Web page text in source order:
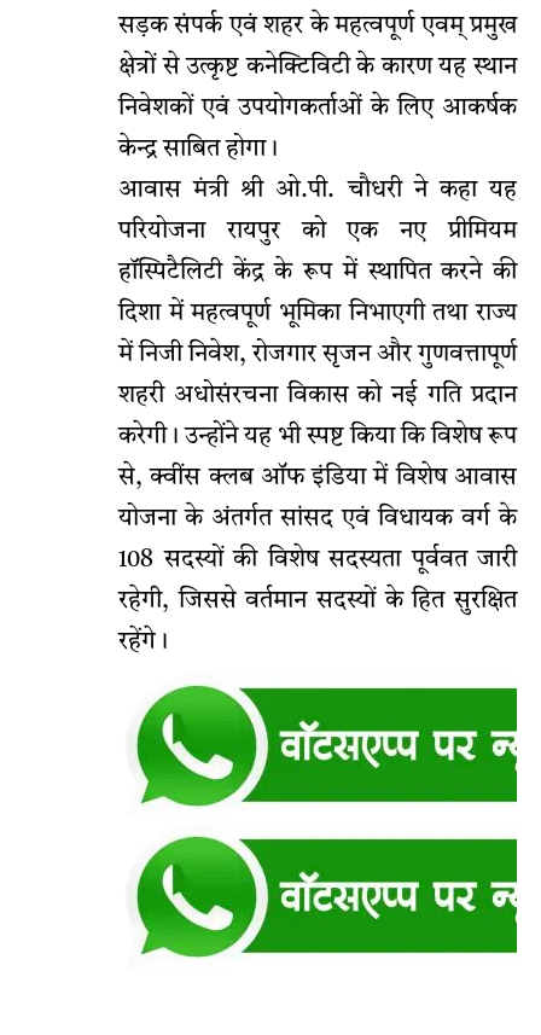
सड़क संपर्क एवं शहर के महत्वपूर्ण एवम् प्रमुख
क्षेत्रों से उत्कृष्ट कनेक्टिविटी के कारण यह स्थान
निवेशकों एवं उपयोगकर्ताओं के लिए आकर्षक
केन्द्र साबित होगा।
आवास मंत्री श्री ओ.पी. चौधरी ने कहा यह
परियोजना रायपुर को एक नए प्रीमियम
हॉस्पिटैलिटी केंद्र के रूप में स्थापित करने की
दिशा में महत्वपूर्ण भूमिका निभाएगी तथा राज्य
में निजी निवेश, रोजगार सृजन और गुणवत्तापूर्ण
शहरी अधोसंरचना विकास को नई गति प्रदान
करेगी। उन्होंने यह भी स्पष्ट किया कि विशेष रूप
से, क्वींस क्लब ऑफ इंडिया में विशेष आवास
योजना के अंतर्गत सांसद एवं विधायक वर्ग के
108 सदस्यों की विशेष सदस्यता पूर्ववत जारी
रहेगी, जिससे वर्तमान सदस्यों के हित सुरक्षित
रहेंगे।